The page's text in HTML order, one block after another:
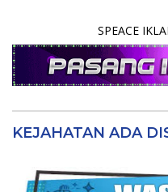
KEJAHATAN ADA